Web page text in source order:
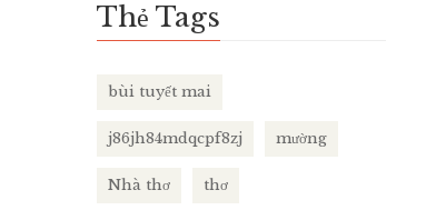
Thẻ Tags
bùi tuyết mai
j86jh84mdqcpf8zj mường
Nhà thơ thơ